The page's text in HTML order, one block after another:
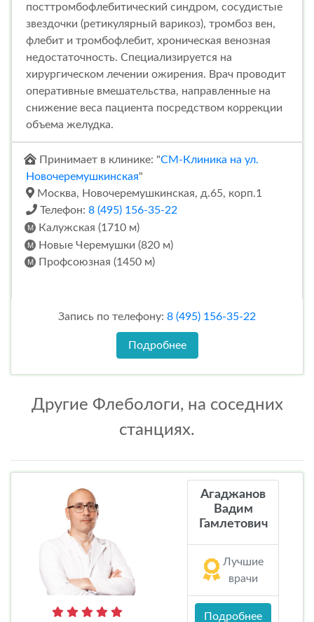
посттромбофлебитический синдром, сосудистые
звездочки (ретикулярный варикоз), тромбоз вен,
флебит и тромбофлебит, хроническая венозная
недостаточность. Специализируется на
хирургическом лечении ожирения. Врач проводит
оперативные вмешательства, направленные на
снижение веса пациента посредством коррекции
объема желудка.
Принимает в клинике: "СМ-Клиника на ул.
Новочеремушкинская"
Москва, Новочеремушкинская, д.65, корп.1
Телефон: 8 (495) 156-35-22
Калужская (1710 м)
Новые Черемушки (820 м)
Профсоюзная (1450 м)
Запись по телефону: 8 (495) 156-35-22
Подробнее
Другие Флебологи, на соседних
станциях.
Агаджанов
Вадим
Гамлетович
Лучшие
врачи
Подробнее